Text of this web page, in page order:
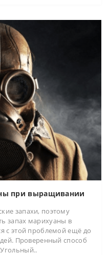
при выращивании
запахи, поэтому
запах марихуаны в
с этой проблемой ещё до
Проверенный способ